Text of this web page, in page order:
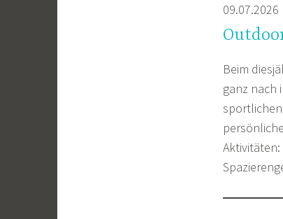
09.07.2026
Beim
ganz nach